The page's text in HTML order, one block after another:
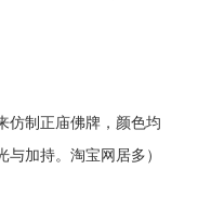
仿制正庙佛牌，颜色均
加持。淘宝网居多）